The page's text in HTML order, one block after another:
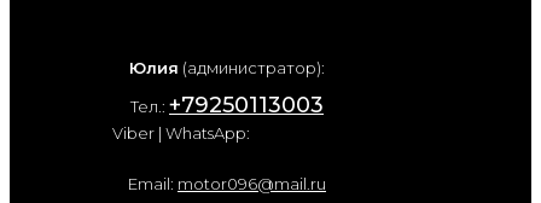
Юлия (администратор):
Тел.: +79250113003
Viber | WhatsApp:
Email: motor096@mail.ru